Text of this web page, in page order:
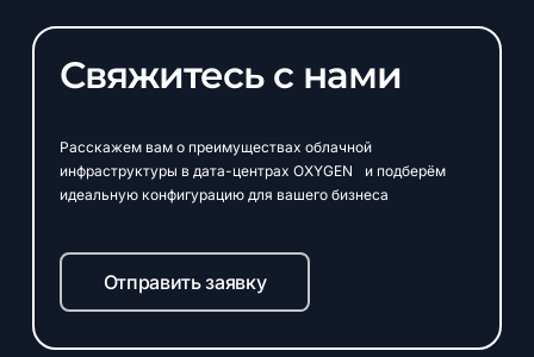
Свяжитесь с нами
Расскажем вам о преимуществах облачной
инфраструктуры в дата-центрах OXYGEN и подберём
идеальную конфигурацию для вашего бизнеса
Отправить заявку